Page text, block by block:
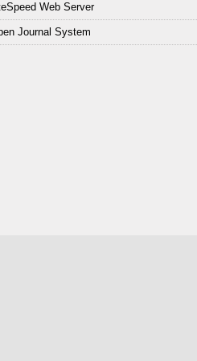
Web Server
Journal System